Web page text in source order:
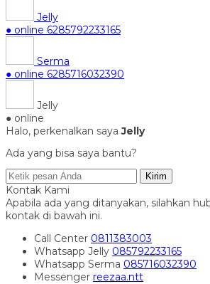
Jelly
● online 6285792233165
Serma
● online 6285716032390
Jelly
● online
Halo, perkenalkan sayaJelly
Ada yang bisa saya bantu?
Kirim
Kontak Kami
Apabila ada yang ditanyakan, silahkan
kontak di bawah ini.
Call Center 0811383003
Whatsapp Jelly 085792233165
Whatsapp Serma 085716032390
Messenger reezaa.ntt